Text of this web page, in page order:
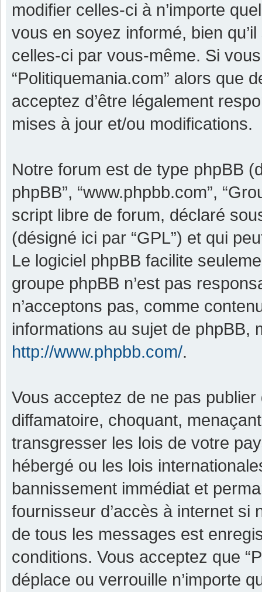
modifier celles-ci à n’importe
vous en soyez informé, bien
celles-ci par vous-même. Si
“Politiquemania.com” alors que
acceptez d’être légalement
mises à jour et/ou modifications.
Notre forum est de type phpBB
phpBB”, “www.phpbb.com”,
script libre de forum, déclaré
(désigné ici par “GPL”) et qui
Le logiciel phpBB facilite
groupe phpBB n’est pas
n’acceptons pas, comme
informations au sujet de phpBB,
http://www.phpbb.com/.
Vous acceptez de ne pas
diffamatoire, choquant,
transgresser les lois de votre
hébergé ou les lois
bannissement immédiat et
fournisseur d’accès à internet si
de tous les messages est
conditions. Vous acceptez que
déplace ou verrouille n’importe